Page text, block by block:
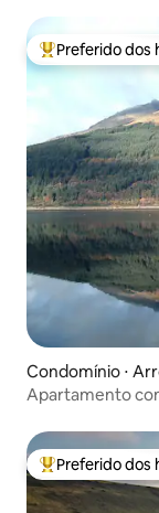
Entre os
Preferido dos
Condomínio ⋅
Apartamento
Entre os
Preferido dos